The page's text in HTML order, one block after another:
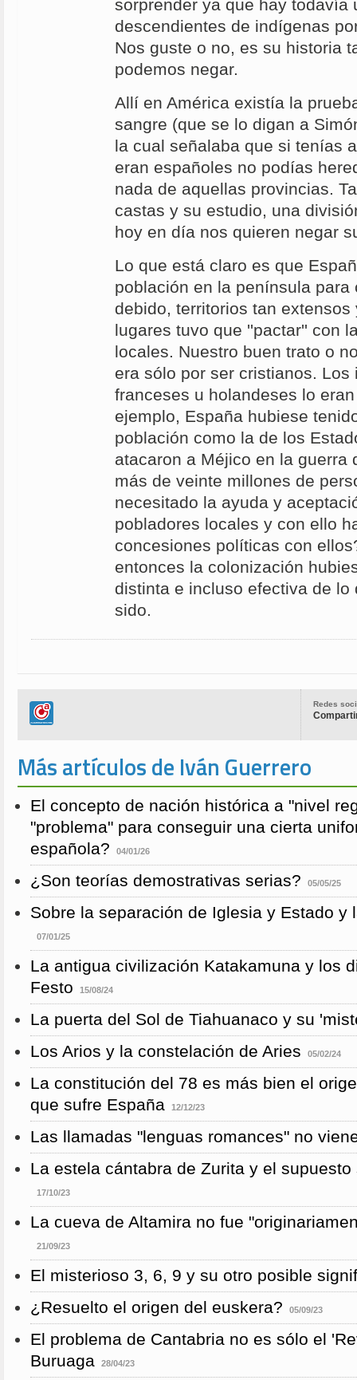
sorprender ya que hay todavía
descendientes de indígenas
Nos guste o no, es su historia
podemos negar.
Allí en América existía la
sangre (que se lo digan a
la cual señalaba que si tenías
eran españoles no podías
nada de aquellas provincias.
castas y su estudio, una
hoy en día nos quieren negar
Lo que está claro es que
población en la península para
debido, territorios tan
lugares tuvo que ''pactar'' con
locales. Nuestro buen trato o
era sólo por ser cristianos. Los
franceses u holandeses lo
ejemplo, España hubiese
población como la de los
atacaron a Méjico en la guerra
más de veinte millones de
necesitado la ayuda y
pobladores locales y con ello
concesiones políticas con
entonces la colonización
distinta e incluso efectiva de lo
sido.
Redes
Más artículos de Iván Guerrero
El concepto de nación histórica a "nivel
"problema" para conseguir una cierta
española?
04/01/26
¿Son teorías demostrativas serias? 05/05/25
Sobre la separación de Iglesia y Estado y
07/01/25
La antigua civilización Katakamuna y los
Festo
15/08/24
La puerta del Sol de Tiahuanaco y su
Los Arios y la constelación de Aries
05/02/24
La constitución del 78 es más bien el
que sufre España
12/12/23
Las llamadas "lenguas romances" no
La estela cántabra de Zurita y el
17/10/23
La cueva de Altamira no fue
21/09/23
El misterioso 3, 6, 9 y su otro posible
¿Resuelto el origen del euskera?
05/09/23
El problema de Cantabria no es sólo el
Buruaga
28/04/23